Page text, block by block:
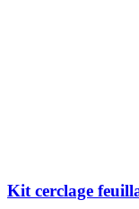
Kit cerclage